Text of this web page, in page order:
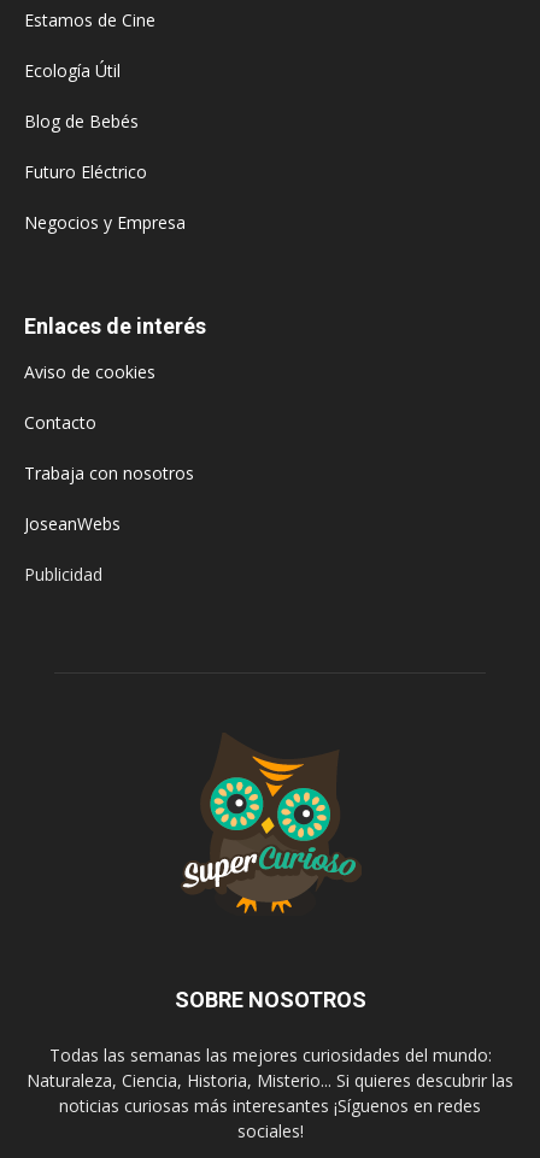
Estamos de Cine
Ecología Útil
Blog de Bebés
Futuro Eléctrico
Negocios y Empresa
Enlaces de interés
Aviso de cookies
Contacto
Trabaja con nosotros
JoseanWebs
Publicidad
SOBRE NOSOTROS
Todas las semanas las mejores curiosidades del mundo:
Naturaleza, Ciencia, Historia, Misterio... Si quieres descubrir las
noticias curiosas más interesantes ¡Síguenos en redes
sociales!